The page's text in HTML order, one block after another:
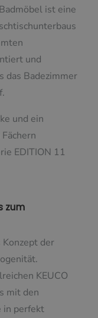
ist eine
und
das Badezimmer
und ein
EDITION 11
zum
Konzept der
KEUCO
mit den
in perfekt